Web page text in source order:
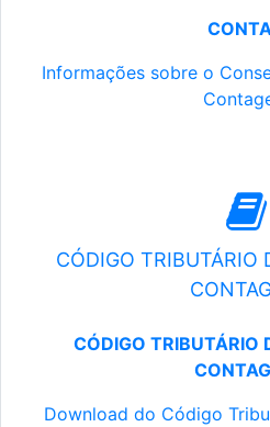
Informações sobre o
CÓDIGO TRIBUTÁRIO
CÓDIGO TRIBUTÁRIO
Download do Código